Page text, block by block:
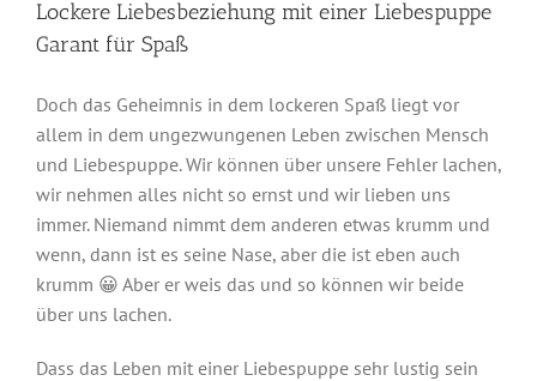
Lockere Liebesbeziehung mit einer Liebespuppe
Garant für Spaß
Doch das Geheimnis in dem lockeren Spaß liegt vor
allem in dem ungezwungenen Leben zwischen Mensch
und Liebespuppe. Wir können über unsere Fehler lachen,
wir nehmen alles nicht so ernst und wir lieben uns
immer. Niemand nimmt dem anderen etwas krumm und
wenn, dann ist es seine Nase, aber die ist eben auch
krumm 😀 Aber er weis das und so können wir beide
über uns lachen.
Dass das Leben mit einer Liebespuppe sehr lustig sein